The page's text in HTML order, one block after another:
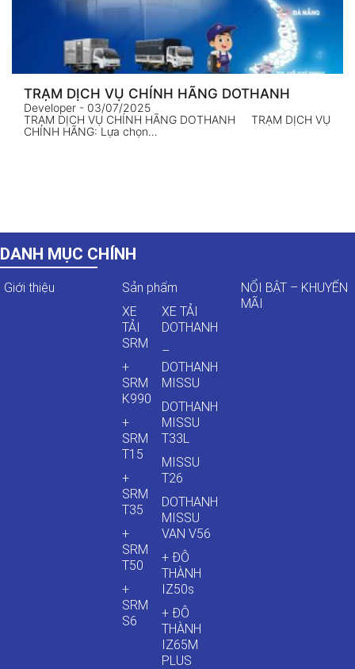
TRẠM DỊCH VỤ CHÍNH HÃNG DOTHANH
Developer - 03/07/2025
TRẠM DỊCH VỤ CHÍNH HÃNG DOTHANH TRẠM DỊCH VỤ
CHÍNH HÃNG: Lựa chọn…
DANH MỤC CHÍNH
Giới thiệu
Sản phẩm
XE
TẢI
SRM
+
SRM
K990
+
SRM
T15
+
SRM
T35
+
SRM
T50
+
SRM
S6
XE TẢI
DOTHANH
–
DOTHANH
MISSU
DOTHANH
MISSU
T33L
MISSU
T26
DOTHANH
MISSU
VAN V56
+ ĐÔ
THÀNH
IZ50s
+ ĐÔ
THÀNH
IZ65M
PLUS
NỔI BẬT – KHUYẾN
MÃI